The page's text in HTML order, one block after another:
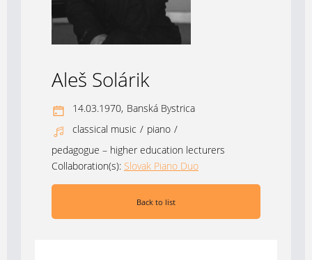
Aleš Solárik
14.03.1970, Banská Bystrica
classical music / piano /
pedagogue – higher education lecturers
Collaboration(s): Slovak Piano Duo
Back to list